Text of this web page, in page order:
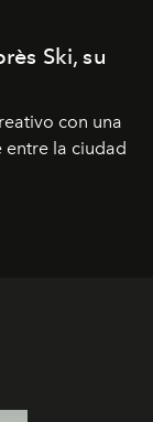
Ski, su
con una
entre la ciudad